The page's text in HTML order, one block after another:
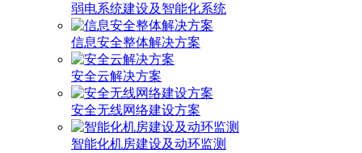
弱电系统建设及智能化系统
信息安全整体解决方案
安全云解决方案
安全无线网络建设方案
智能化机房建设及动环监测